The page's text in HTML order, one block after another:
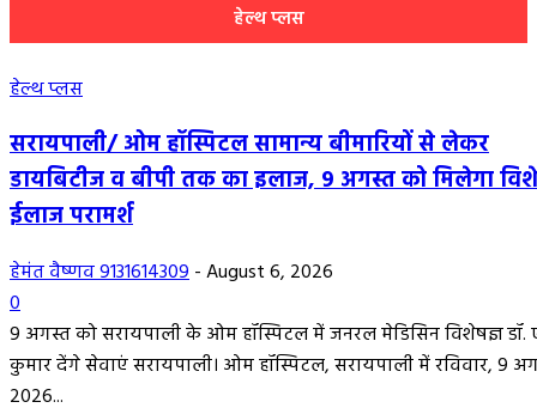
हेल्थ प्लस
हेल्थ प्लस
सरायपाली/ ओम हॉस्पिटल सामान्य बीमारियों से लेकर
डायबिटीज व बीपी तक का इलाज, 9 अगस्त को मिलेगा
ईलाज परामर्श
हेमंत वैष्णव 9131614309-August 6, 2026
0
9 अगस्त को सरायपाली के ओम हॉस्पिटल में जनरल मेडिसिन विशेषज्ञ डॉ.
कुमार देंगे सेवाएं सरायपाली। ओम हॉस्पिटल, सरायपाली में रविवार, 9
2026...